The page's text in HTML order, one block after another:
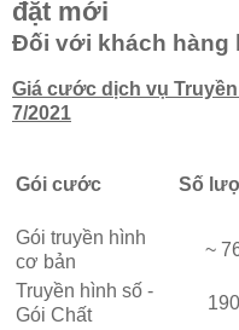
đặt mới
Đối với khách hàng
Giá cước dịch vụ
7/2021
Gói cước Số
Gói truyền hình
cơ bản
~
Truyền hình số -
Gói Chất